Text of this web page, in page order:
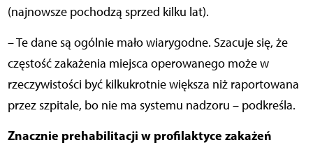
(najnowsze pochodzą sprzed kilku lat).
– Te dane są ogólnie mało wiarygodne. Szacuje się, że
częstość zakażenia miejsca operowanego może w
rzeczywistości być kilkukrotnie większa niż raportowana
przez szpitale, bo nie ma systemu nadzoru – podkreśla.
Znacznie prehabilitacji w profilaktyce zakażeń